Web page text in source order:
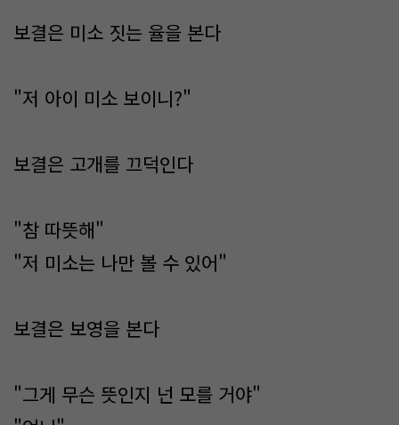
보결은 미소 짓는 율을 본다
"저 아이 미소 보이니?"
보결은 고개를 끄덕인다
"참 따뜻해"
"저 미소는 나만 볼 수 있어"
보결은 보영을 본다
"그게 무슨 뜻인지 넌 모를 거야"